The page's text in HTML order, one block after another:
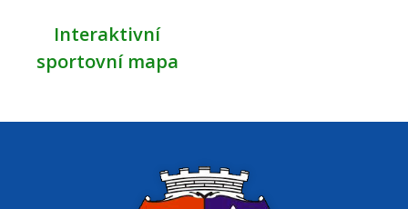
Interaktivní
sportovní mapa